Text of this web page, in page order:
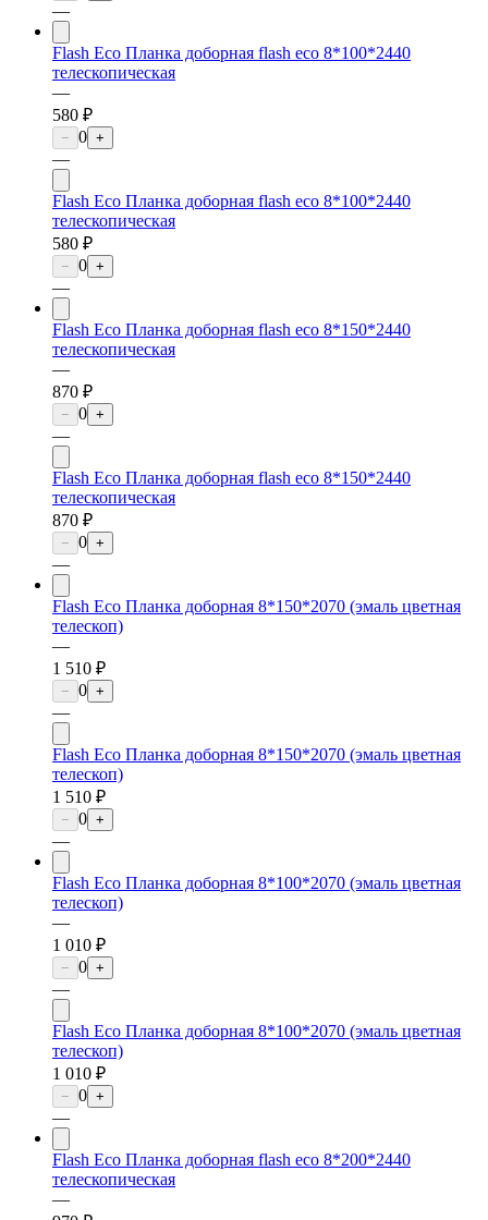
—
Flash Eco Планка доборная flash eco 8*100*2440
телескопическая
—
580 ₽
− 0 +
—
Flash Eco Планка доборная flash eco 8*100*2440
телескопическая
580 ₽
− 0 +
—
Flash Eco Планка доборная flash eco 8*150*2440
телескопическая
—
870 ₽
− 0 +
—
Flash Eco Планка доборная flash eco 8*150*2440
телескопическая
870 ₽
− 0 +
—
Flash Eco Планка доборная 8*150*2070 (эмаль цветная
телескоп)
—
1 510 ₽
− 0 +
—
Flash Eco Планка доборная 8*150*2070 (эмаль цветная
телескоп)
1 510 ₽
− 0 +
—
Flash Eco Планка доборная 8*100*2070 (эмаль цветная
телескоп)
—
1 010 ₽
− 0 +
—
Flash Eco Планка доборная 8*100*2070 (эмаль цветная
телескоп)
1 010 ₽
− 0 +
—
Flash Eco Планка доборная flash eco 8*200*2440
телескопическая
—